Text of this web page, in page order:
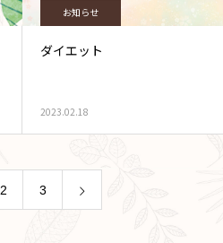
お知らせ
ダイエット
2023.02.18
2 3